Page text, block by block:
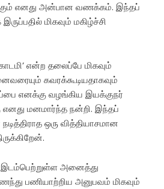
எனது அன்பான வணக்கம். இந்தப்
மிகவும் மகிழ்ச்சி
என்ற தலைப்பே மிகவும்
கவரக்கூடியதாகவும்
எனக்கு வழங்கிய இயக்குநர்
எனது மனமார்ந்த நன்றி. இந்தப்
ஒரு வித்தியாசமான
இடம்பெற்றுள்ள அனைத்து
பணியாற்றிய அனுபவம் மிகவும்